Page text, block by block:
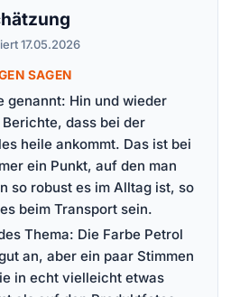
17.05.2026
SAGEN
genannt: Hin und wieder
dass bei der
heile ankommt. Das ist bei
ein Punkt, auf den man
so robust es im Alltag ist, so
beim Transport sein.
Thema: Die Farbe Petrol
an, aber ein paar Stimmen
in echt vielleicht etwas